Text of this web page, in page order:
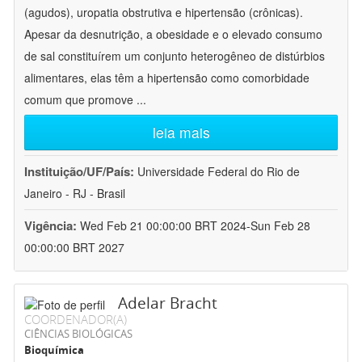
(agudos), uropatia obstrutiva e hipertensão (crônicas).
Apesar da desnutrição, a obesidade e o elevado consumo
de sal constituírem um conjunto heterogêneo de distúrbios
alimentares, elas têm a hipertensão como comorbidade
comum que promove ...
leia mais
Instituição/UF/País: Universidade Federal do Rio de
Janeiro - RJ - Brasil
Vigência: Wed Feb 21 00:00:00 BRT 2024-Sun Feb 28
00:00:00 BRT 2027
Adelar Bracht
COORDENADOR(A)
CIÊNCIAS BIOLÓGICAS
Bioquímica